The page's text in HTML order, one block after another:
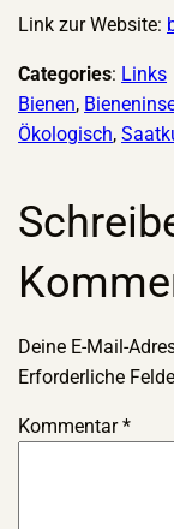
Link zur Website:
Categories: Links
Bienen,
Ökologisch,
Deine E-Mail-
Erforderliche
Kommentar*